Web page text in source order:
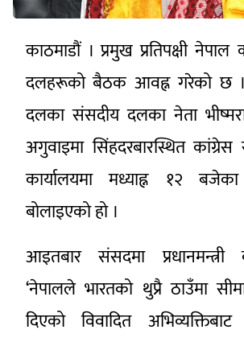
काठमाडौं । प्रमुख प्रतिपक्षी नेपाल
दलहरूको बैठक आवह्न गरेको छ ।
दलका संसदीय दलका नेता
अगुवाइमा सिंहदरबारस्थित
कार्यालयमा मध्याह्न १२
बोलाइएको हो ।
आइतबार संसदमा प्रधानमन्त्री
‘नेपालले भारतको थुप्रै ठाउँमा
दिएको विवादित